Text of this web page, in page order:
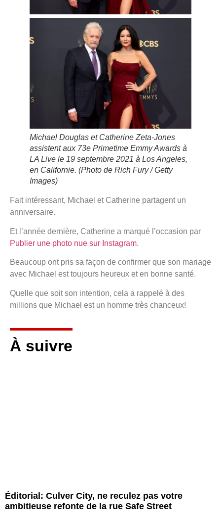
Michael Douglas et Catherine Zeta-Jones
assistent aux 73e Primetime Emmy Awards à
LA Live le 19 septembre 2021 à Los Angeles,
en Californie. (Photo de Rich Fury / Getty
Images)
Fait intéressant, Michael et Catherine partagent un
anniversaire.
Et l’année dernière, Catherine a marqué l’occasion par
Publier une photo nue sur Instagram.
Beaucoup ont pris sa façon de confirmer que son mariage
avec Michael est toujours heureux et en bonne santé.
Quelle que soit son intention, cela a rappelé à des
millions que Michael est un homme très chanceux!
À suivre
Éditorial: Culver City, ne reculez pas votre
ambitieuse refonte de la rue Safe Street